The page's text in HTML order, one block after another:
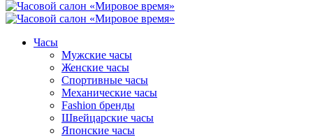
Часы
Мужские часы
Женские часы
Спортивные часы
Механические часы
Fashion бренды
Швейцарские часы
Японские часы